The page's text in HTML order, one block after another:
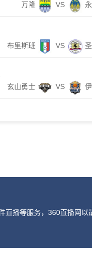
万隆
VS
布里斯班
VS
玄山勇士
VS
直播等服务，360直播网以